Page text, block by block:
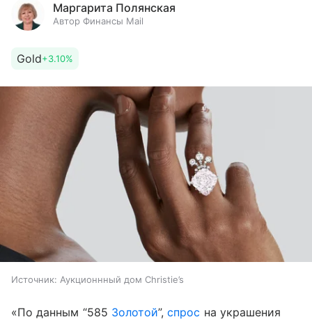
Маргарита Полянская
Автор Финансы Mail
Gold+3.10%
Источник: Аукционнный дом Christie’s
«По данным “585 Золотой”,спрос на украшения